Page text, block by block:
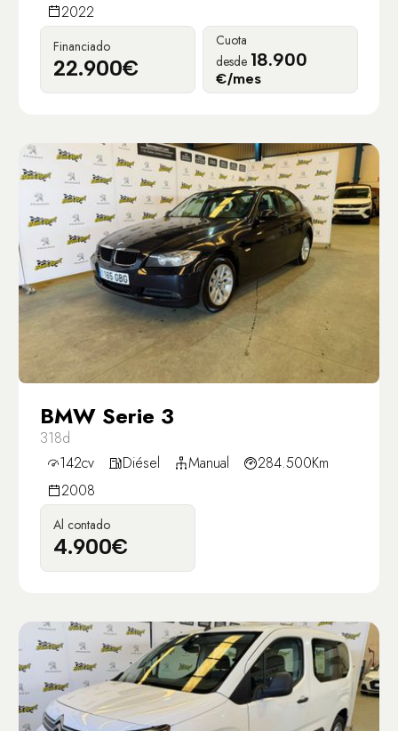
2022
Financiado
22.900€
Cuota
desde 18.900
€/mes
BMW Serie 3
318d
142cv
Diésel Manual
284.500Km
2008
Al contado
4.900€